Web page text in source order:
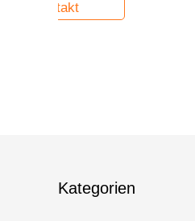
Kategorien